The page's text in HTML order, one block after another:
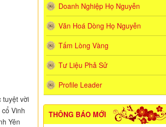
tuyệt vời
Vinh
Yên
Doanh Nghiệp Họ Nguyễn
Văn Hoá Dòng Họ Nguyễn
Tấm Lòng Vàng
Tư Liệu Phả Sử
Profile Leader
THÔNG BÁO MỚI